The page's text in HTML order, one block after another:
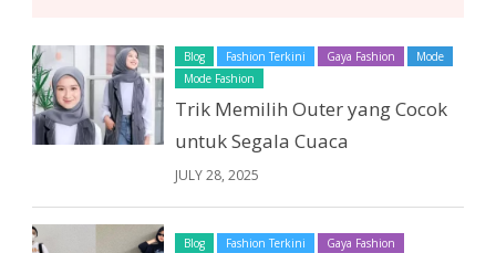
Blog Fashion Terkini Gaya Fashion
Mode
Mode Fashion
Trik Memilih Outer yang Cocok
untuk Segala Cuaca
JULY 28, 2025
Blog Fashion Terkini Gaya Fashion